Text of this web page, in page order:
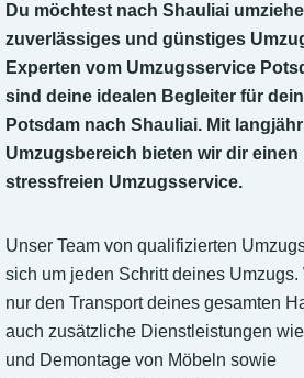
Du möchtest nach Shauliai
zuverlässiges und günstiges
Experten vom Umzugsservice
sind deine idealen Begleiter für
Potsdam nach Shauliai. Mit
Umzugsbereich bieten wir dir
stressfreien Umzugsservice.
Unser Team von qualifizierten
sich um jeden Schritt deines
nur den Transport deines gesamten
auch zusätzliche Dienstleistungen
und Demontage von Möbeln sowie